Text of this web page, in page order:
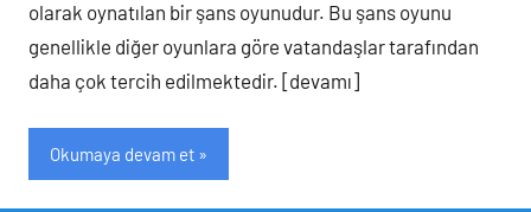
olarak oynatılan bir şans oyunudur. Bu şans oyunu
genellikle diğer oyunlara göre vatandaşlar tarafından
daha çok tercih edilmektedir. [devamı]
Okumaya devam et